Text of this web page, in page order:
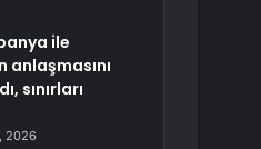
ile
anlaşmasını
sınırları
2026